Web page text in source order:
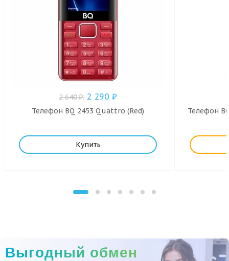
2 640₽. 2 290 ₽
Телефон BQ 2453 Quattro (Red)
Купить
Телефон
Выгодный обмен